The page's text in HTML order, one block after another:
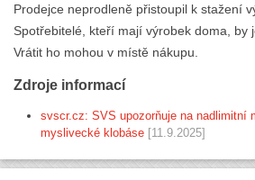
Prodejce neprodleně přistoupil k stažení
Spotřebitelé, kteří mají výrobek doma, by
Vrátit ho mohou v místě nákupu.
Zdroje informací
svscr.cz: SVS upozorňuje na nadlimitní
myslivecké klobáse [11.9.2025]